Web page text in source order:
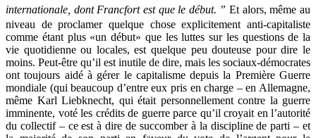
internationale, dont Francfort est que le début. ”Et alors, même au
niveau de proclamer quelque chose explicitement anti-capitaliste
comme étant plus «un début» que les luttes sur les questions de la
vie quotidienne ou locales, est quelque peu douteuse pour dire le
moins. Peut-être qu’il est inutile de dire, mais les sociaux-démocrates
ont toujours aidé à gérer le capitalisme depuis la Première Guerre
mondiale (qui beaucoup d’entre eux pris en charge – en Allemagne,
même Karl Liebknecht, qui était personnellement contre la guerre
imminente, voté les crédits de guerre parce qu’il croyait en l’autorité
du collectif – ce est à dire de succomber à la discipline de parti – et